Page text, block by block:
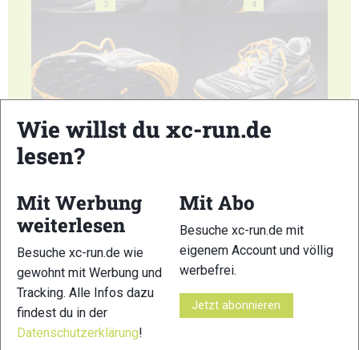
3 4
5 6
7 8
Wie willst du xc-run.de
lesen?
Mit Werbung
weiterlesen
Besuche xc-run.de wie
gewohnt mit Werbung und
Tracking. Alle Infos dazu
findest du in der
Datenschutzerklärung!
Mit Abo
Besuche xc-run.de mit
eigenem Account und völlig
werbefrei.
Jetzt abonnieren